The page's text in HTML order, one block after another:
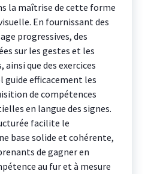
la maîtrise de cette forme
En fournissant des
progressives, des
sur les gestes et les
que des exercices
guide efficacement les
de compétences
en langue des signes.
facilite le
base solide et cohérente,
de gagner en
au fur et à mesure